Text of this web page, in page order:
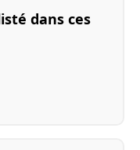
dans ces